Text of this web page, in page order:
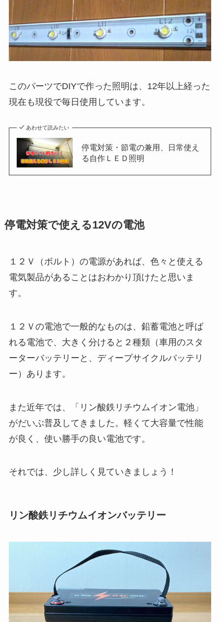
このパーツでDIYで作った照明は、12年以上経った
現在も現役で毎日使用しています。
あわせて読みたい
停電対策・節電の兼用、日常使え
る自作ＬＥＤ照明
停電対策で使える12Vの電池
１２Ｖ（ボルト）の電源があれば、色々と使える
電気製品があることはおわかり頂けたと思いま
す。
１２Ｖの電池で一般的なものは、鉛蓄電池と呼ば
れる電池で、大きく分けると２種類（車用のスタ
ーターバッテリーと、ディープサイクルバッテリ
ー）あります。
また近年では、「リン酸鉄リチウムイオン電池」
がだいぶ普及してきました。軽くて大容量で性能
が良く、使い勝手の良い電池です。
それでは、少し詳しく見ていきましょう！
リン酸鉄リチウムイオンバッテリー